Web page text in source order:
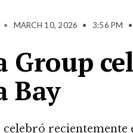
• MARCH 10, 2026 • 3:56 PM •
Group
Bay
recientemente